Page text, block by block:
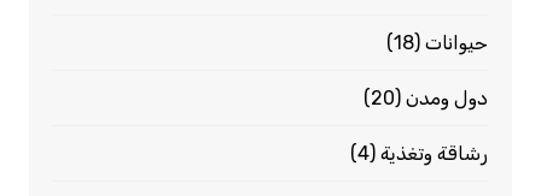
حيوانات(18)
دول ومدن(20)
رشاقة وتغذية(4)